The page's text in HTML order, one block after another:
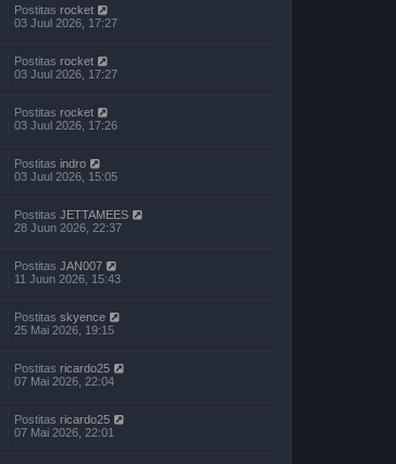
Postitas rocket
03 Juul 2026, 17:27
Postitas rocket
03 Juul 2026, 17:27
Postitas rocket
03 Juul 2026, 17:26
Postitas indro
03 Juul 2026, 15:05
Postitas JETTAMEES
28 Juun 2026, 22:37
Postitas JAN007
11 Juun 2026, 15:43
Postitas skyence
25 Mai 2026, 19:15
Postitas ricardo25
07 Mai 2026, 22:04
Postitas ricardo25
07 Mai 2026, 22:01